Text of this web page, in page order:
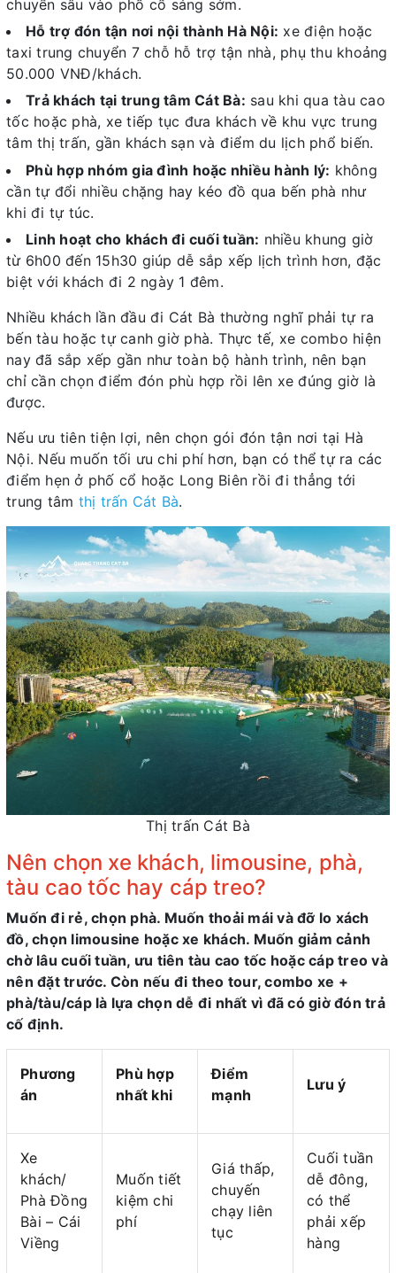
chuyển sâu vào phố cổ sáng sớm.
Hỗ trợ đón tận nơi nội thành Hà Nội: xe điện hoặc
taxi trung chuyển 7 chỗ hỗ trợ tận nhà, phụ thu khoảng
50.000 VNĐ/khách.
Trả khách tại trung tâm Cát Bà: sau khi qua tàu cao
tốc hoặc phà, xe tiếp tục đưa khách về khu vực trung
tâm thị trấn, gần khách sạn và điểm du lịch phổ biến.
Phù hợp nhóm gia đình hoặc nhiều hành lý: không
cần tự đổi nhiều chặng hay kéo đồ qua bến phà như
khi đi tự túc.
Linh hoạt cho khách đi cuối tuần: nhiều khung giờ
từ 6h00 đến 15h30 giúp dễ sắp xếp lịch trình hơn, đặc
biệt với khách đi 2 ngày 1 đêm.
Nhiều khách lần đầu đi Cát Bà thường nghĩ phải tự ra
bến tàu hoặc tự canh giờ phà. Thực tế, xe combo hiện
nay đã sắp xếp gần như toàn bộ hành trình, nên bạn
chỉ cần chọn điểm đón phù hợp rồi lên xe đúng giờ là
được.
Nếu ưu tiên tiện lợi, nên chọn gói đón tận nơi tại Hà
Nội. Nếu muốn tối ưu chi phí hơn, bạn có thể tự ra các
điểm hẹn ở phố cổ hoặc Long Biên rồi đi thẳng tới
trung tâm thị trấn Cát Bà.
Thị trấn Cát Bà
Nên chọn xe khách, limousine, phà,
tàu cao tốc hay cáp treo?
Muốn đi rẻ, chọn phà. Muốn thoải mái và đỡ lo xách
đồ, chọn limousine hoặc xe khách. Muốn giảm cảnh
chờ lâu cuối tuần, ưu tiên tàu cao tốc hoặc cáp treo và
nên đặt trước. Còn nếu đi theo tour, combo xe +
phà/tàu/cáp là lựa chọn dễ đi nhất vì đã có giờ đón trả
cố định.
Phương
án
Phù hợp
nhất khi
Điểm
mạnh
Lưu ý
Xe
khách/
Phà Đồng
Bài – Cái
Viềng
Muốn tiết
kiệm chi
phí
Giá thấp,
chuyến
chạy liên
tục
Cuối tuần
dễ đông,
có thể
phải xếp
hàng